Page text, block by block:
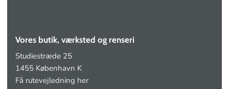
Vores butik, værksted og renseri
Studiestræde 25
1455 København K
Få rutevejledning her